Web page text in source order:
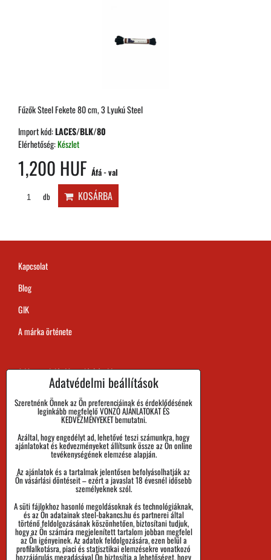
Fűzők Steel Fekete 80 cm, 3 Lyukú Steel
Import kód:LACES/BLK/80
Elérhetőség:Készlet
1,200 HUF Áfá - val
db KOSÁRBA
Kapcsolat
Blog
GIK
A márka örténete
A Megrendelés Megvalósítási Ideje
Áru visszaadása és Reklamáció
Méret
Személyes adatok védelme
Küldemények nyomon követése
Adatvédelmi beállítások
Szeretnénk Önnek az Ön preferenciáinak és érdeklődésének
leginkább megfelelő VONZÓ AJÁNLATOKAT ÉS
KEDVEZMÉNYEKET bemutatni.
Azáltal, hogy engedélyt ad, lehetővé teszi számunkra, hogy
ajánlatokat és kedvezményeket állítsunk össze az Ön online
tevékenységének elemzése alapján.
Az ajánlatok és a tartalmak jelentősen befolyásolhatják az
Ön vásárlási döntéseit – ezért a javaslat 18 évesnél idősebb
személyeknek szól.
A süti fájlokhoz hasonló megoldásoknak és technológiáknak,
és az Ön adatainak steel-bakancs.hu és partnerei által
történő feldolgozásának köszönhetően, biztosítani tudjuk,
hogy az Ön számára megjelenített tartalom jobban megfelel
az Ön igényeinek. Az adatok feldolgozására, ezen belül a
profilalkotásra, piaci és statisztikai elemzésekre vonatkozó
hozzájárulás megadásával Ön biztosítja a lehetőséget, hogy